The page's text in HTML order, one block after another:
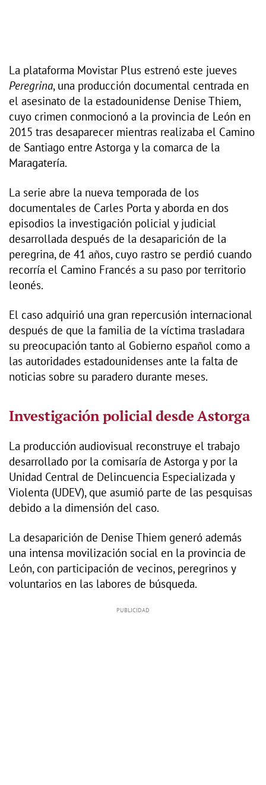
La plataforma Movistar Plus estrenó este jueves
Peregrina, una producción documental centrada en
el asesinato de la estadounidense Denise Thiem,
cuyo crimen conmocionó a la provincia de León en
2015 tras desaparecer mientras realizaba el Camino
de Santiago entre Astorga y la comarca de la
Maragatería.
La serie abre la nueva temporada de los
documentales de Carles Porta y aborda en dos
episodios la investigación policial y judicial
desarrollada después de la desaparición de la
peregrina, de 41 años, cuyo rastro se perdió cuando
recorría el Camino Francés a su paso por territorio
leonés.
El caso adquirió una gran repercusión internacional
después de que la familia de la víctima trasladara
su preocupación tanto al Gobierno español como a
las autoridades estadounidenses ante la falta de
noticias sobre su paradero durante meses.
Investigación policial desde Astorga
La producción audiovisual reconstruye el trabajo
desarrollado por la comisaría de Astorga y por la
Unidad Central de Delincuencia Especializada y
Violenta (UDEV), que asumió parte de las pesquisas
debido a la dimensión del caso.
La desaparición de Denise Thiem generó además
una intensa movilización social en la provincia de
León, con participación de vecinos, peregrinos y
voluntarios en las labores de búsqueda.